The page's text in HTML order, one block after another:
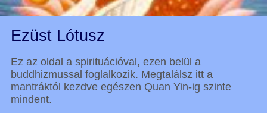
Ezüst Lótusz
Ez az oldal a spirituációval, ezen belül a
buddhizmussal foglalkozik. Megtalálsz itt a
mantráktól kezdve egészen Quan Yin-ig szinte
mindent.